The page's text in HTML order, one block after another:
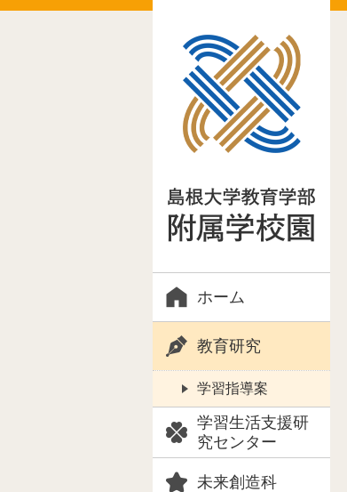
ホーム
教育研究
学習指導案
学習生活支援研
究センター
未来創造科